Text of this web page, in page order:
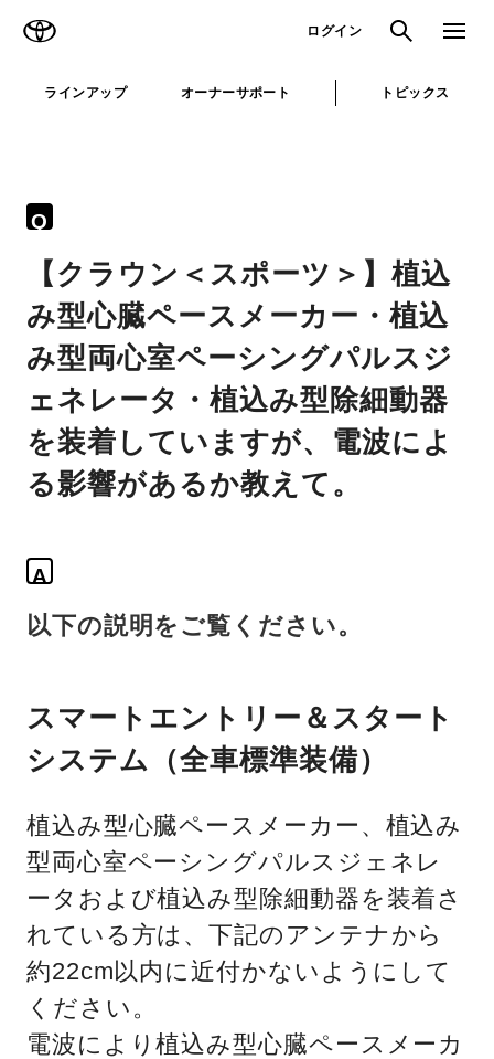
ログイン 検索 メニュ
ラインアップ オーナーサポート トピックス
Q
【クラウン＜スポーツ＞】植込
み型心臓ペースメーカー・植込
み型両心室ペーシングパルスジ
ェネレータ・植込み型除細動器
を装着していますが、電波によ
る影響があるか教えて。
A
以下の説明をご覧ください。
スマートエントリー＆スタート
システム（全車標準装備）
植込み型心臓ペースメーカー、植込み
型両心室ペーシングパルスジェネレ
ータおよび植込み型除細動器を装着さ
れている方は、下記のアンテナから
約22cm以内に近付かないようにして
ください。
電波により植込み型心臓ペースメーカ